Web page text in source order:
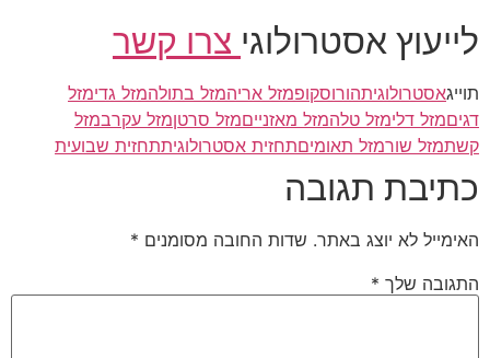
לייעוץ אסטרולוגי צרו קשר
תוייגאסטרולוגיתהורוסקופמזל אריהמזל בתולהמזל גדימזל
דגיםמזל דלימזל טלהמזל מאזנייםמזל סרטןמזל עקרבמזל
קשתמזל שורמזל תאומיםתחזית אסטרולוגיתתחזית שבועית
כתיבת תגובה
האימייל לא יוצג באתר. שדות החובה מסומנים *
התגובה שלך *